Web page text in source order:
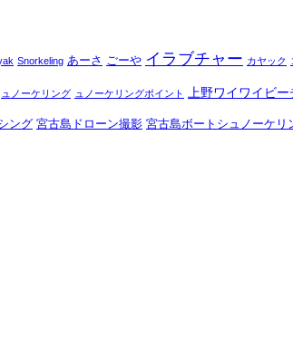
Snorkeling あーさ ごーや イラブチャー カヤック
ュノーケリング ュノーケリングポイント 上野ワイワイビー
ング 宮古島ドローン撮影 宮古島ボートシュノーケリ